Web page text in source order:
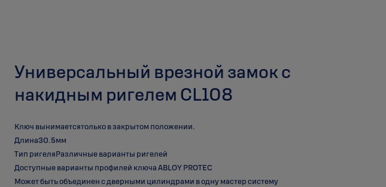
Универсальный врезной замок с
накидным ригелем CL108
Ключ вынимаетсятолько в закрытом положении.
Длина30.5мм
Тип ригеляРазличные варианты ригелей
Доступные варианты профилей ключа ABLOY PROTEC
Может быть объединен с дверными цилиндрами в одну мастер систему